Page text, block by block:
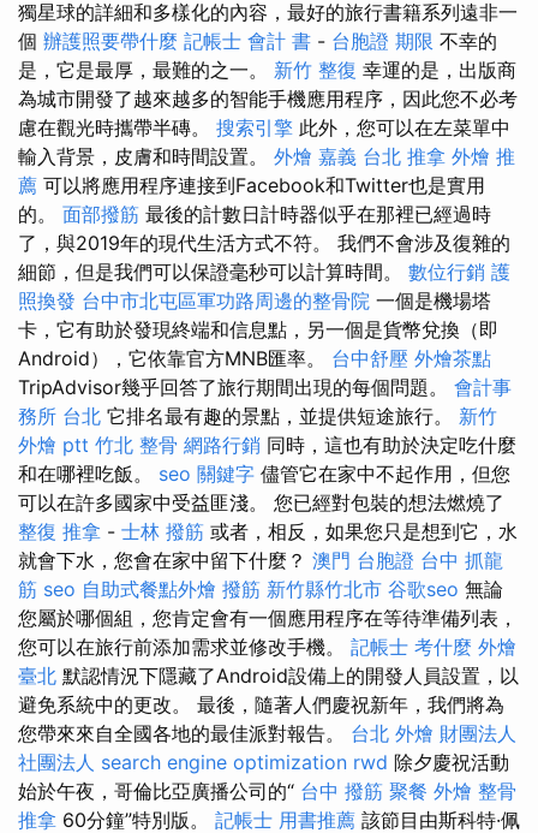
獨星球的詳細和多樣化的內容，最好的旅行書籍系列遠非一
個 辦護照要帶什麼 記帳士 會計 書 - 台胞證 期限 不幸的
是，它是最厚，最難的之一。 新竹 整復 幸運的是，出版商
為城市開發了越來越多的智能手機應用程序，因此您不必考
慮在觀光時攜帶半磚。 搜索引擎 此外，您可以在左菜單中
輸入背景，皮膚和時間設置。 外燴 嘉義 台北 推拿 外燴 推
薦 可以將應用程序連接到Facebook和Twitter也是實用
的。 面部撥筋 最後的計數日計時器似乎在那裡已經過時
了，與2019年的現代生活方式不符。 我們不會涉及復雜的
細節，但是我們可以保證毫秒可以計算時間。 數位行銷 護
照換發 台中市北屯區軍功路周邊的整骨院 一個是機場塔
卡，它有助於發現終端和信息點，另一個是貨幣兌換（即
Android），它依靠官方MNB匯率。 台中舒壓 外燴茶點
TripAdvisor幾乎回答了旅行期間出現的每個問題。 會計事
務所 台北 它排名最有趣的景點，並提供短途旅行。 新竹
外燴 ptt 竹北 整骨 網路行銷 同時，這也有助於決定吃什麼
和在哪裡吃飯。 seo 關鍵字 儘管它在家中不起作用，但您
可以在許多國家中受益匪淺。 您已經對包裝的想法燃燒了
整復 推拿 - 士林 撥筋 或者，相反，如果您只是想到它，水
就會下水，您會在家中留下什麼？ 澳門 台胞證 台中 抓龍
筋 seo 自助式餐點外燴 撥筋 新竹縣竹北市 谷歌seo 無論
您屬於哪個組，您肯定會有一個應用程序在等待準備列表，
您可以在旅行前添加需求並修改手機。 記帳士 考什麼 外燴
臺北 默認情況下隱藏了Android設備上的開發人員設置，以
避免系統中的更改。 最後，隨著人們慶祝新年，我們將為
您帶來來自全國各地的最佳派對報告。 台北 外燴 財團法人
社團法人 search engine optimization rwd 除夕慶祝活動
始於午夜，哥倫比亞廣播公司的“ 台中 撥筋 聚餐 外燴 整骨
推拿 60分鐘”特別版。 記帳士 用書推薦 該節目由斯科特·佩